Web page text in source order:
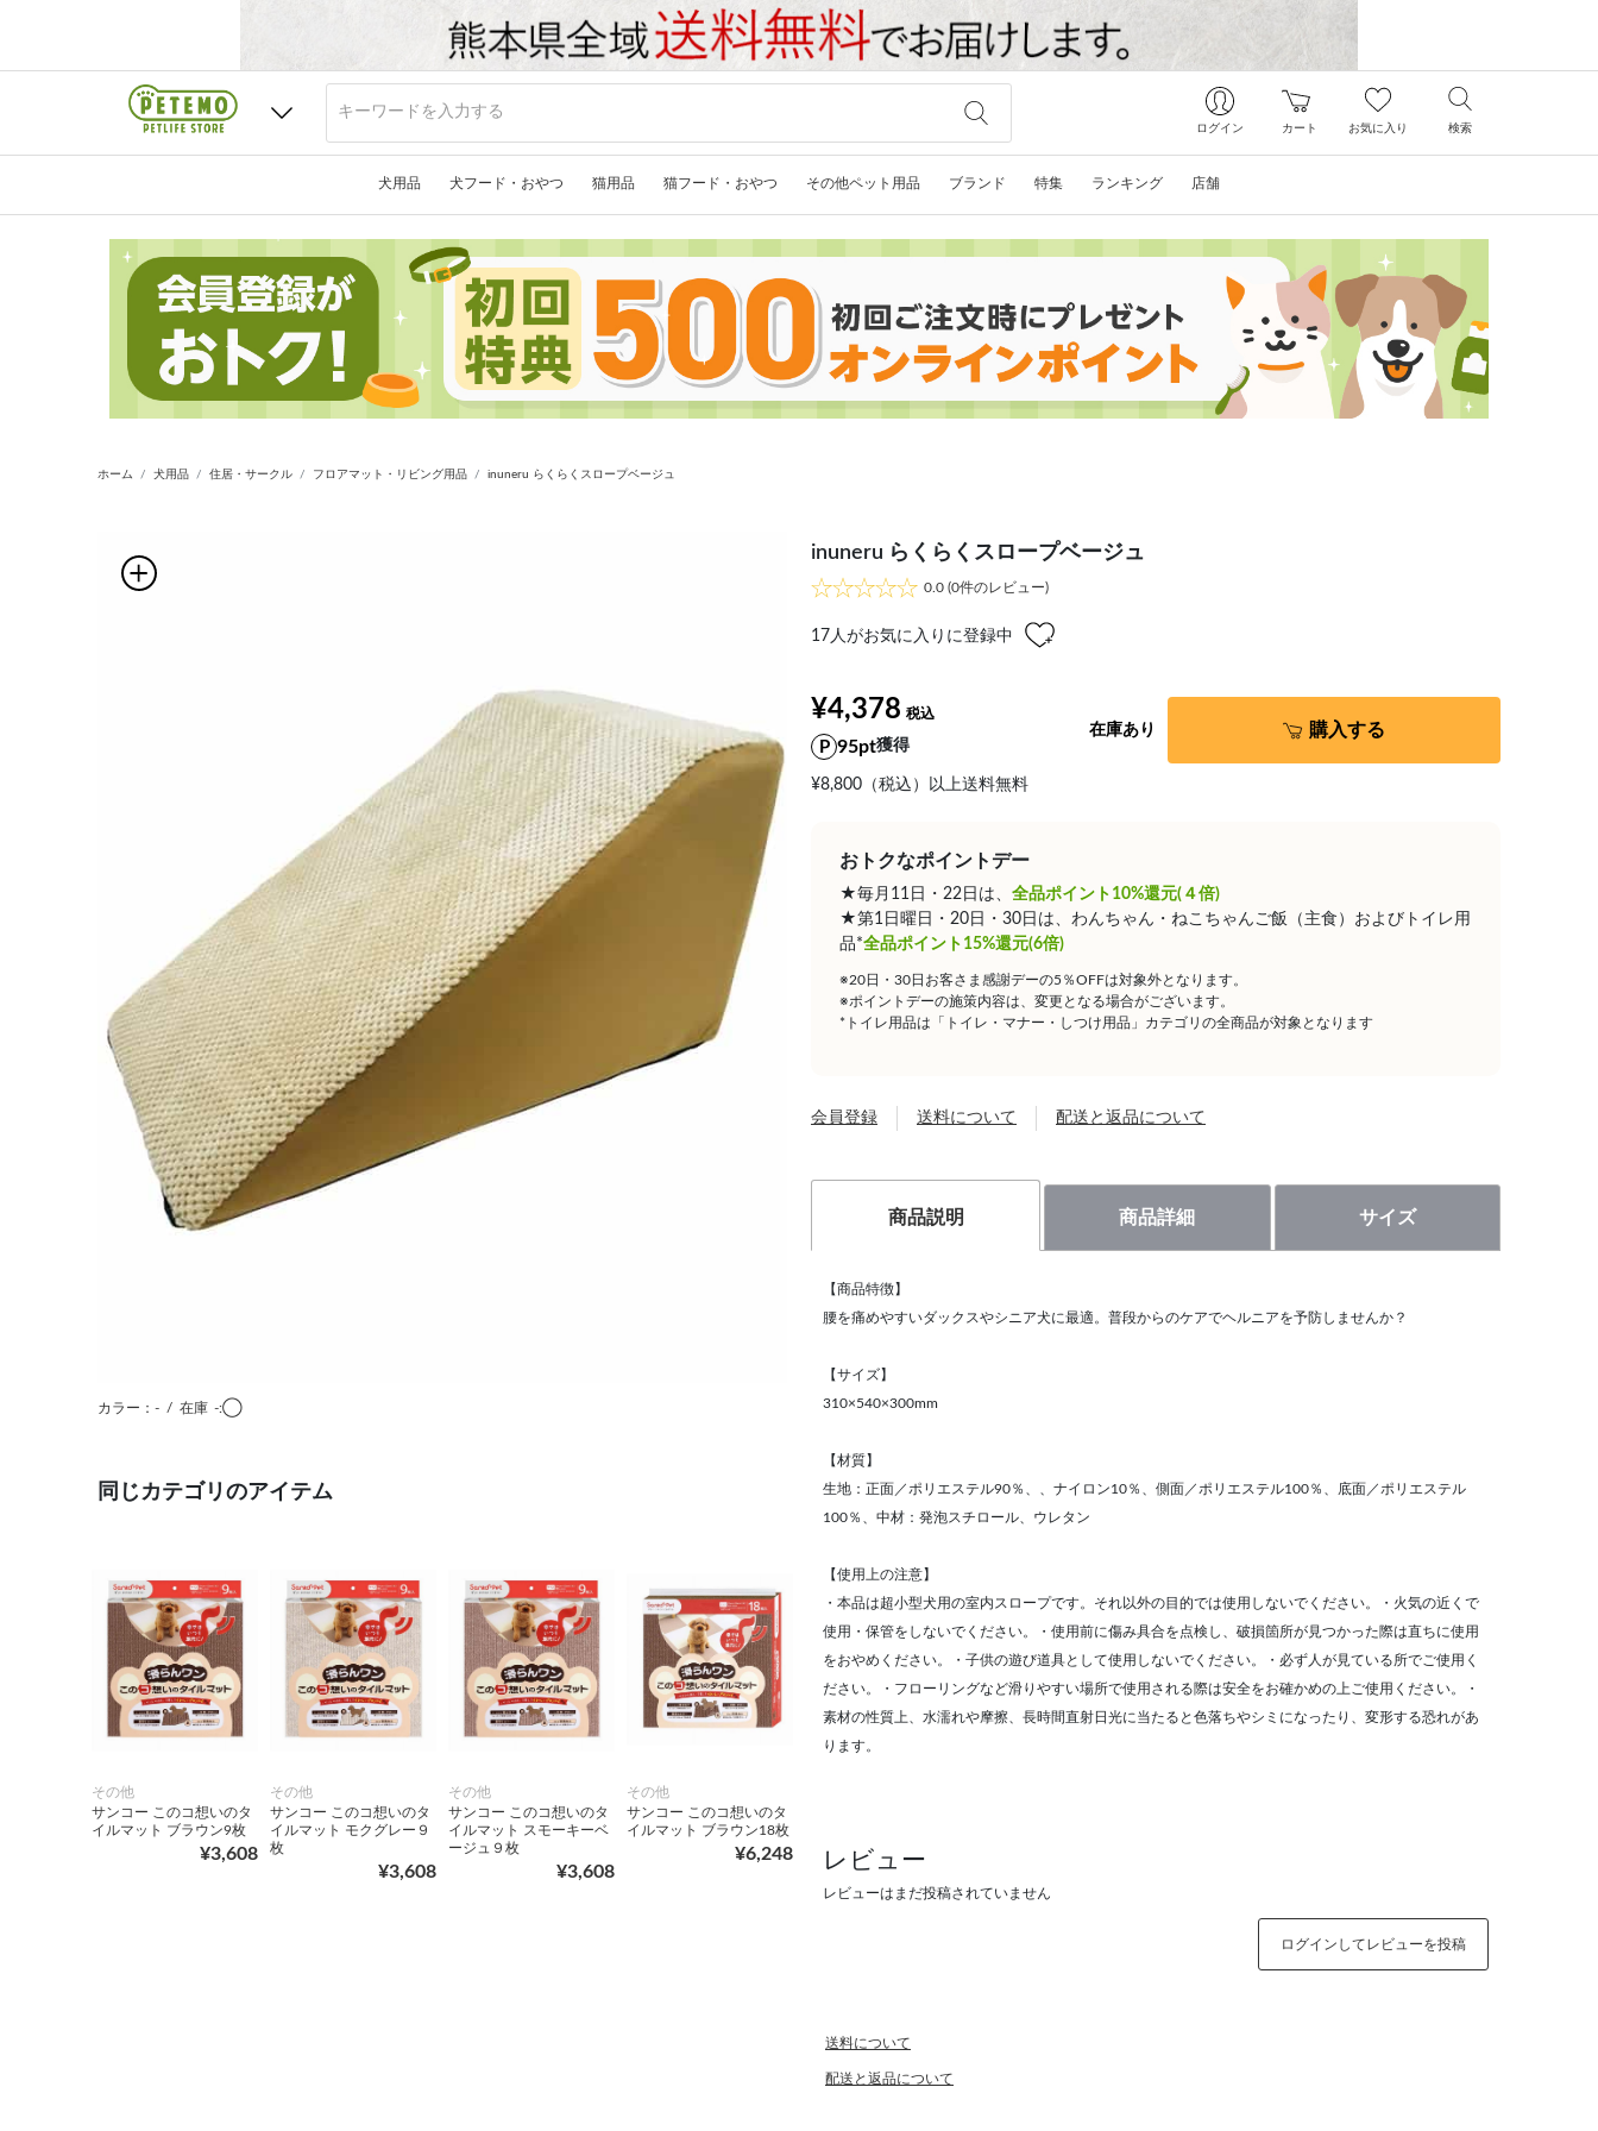
ログイン カート お気に入り 検索
犬用品 犬フード・おやつ 猫用品 猫フード・おやつ その他ペット用品 ブランド 特集 ランキング 店舗
ホーム 犬用品 住居・サークル フロアマット・リビング用品 inuneru らくらくスロープベージュ
カラー：- / 在庫 -:◯
同じカテゴリのアイテム
その他
サンコー このコ想いのタ
イルマット ブラウン9枚
¥3,608
その他
サンコー このコ想いのタ
イルマット モクグレー９
枚
¥3,608
その他
サンコー このコ想いのタ
イルマット スモーキーベ
ージュ９枚
¥3,608
その他
サンコー このコ想いのタ
イルマット ブラウン18枚
¥6,248
inuneru らくらくスロープベージュ
0.0 (0件のレビュー)
17人がお気に入りに登録中
¥4,378
95pt獲得
¥8,800（税込）以上送料無料
在庫あり 購入する
おトクなポイントデー
★毎月11日・22日は、 全品ポイント10%還元(４倍)
★第1日曜日・20日・30日は、わんちゃん・ねこちゃんご飯（主食）およびトイレ用
品*全品ポイント15%還元(6倍)
※20日・30日お客さま感謝デーの5％OFFは対象外となります。
※ポイントデーの施策内容は、変更となる場合がございます。
*トイレ用品は「トイレ・マナー・しつけ用品」カテゴリの全商品が対象となります
会員登録 送料について 配送と返品について
商品説明 商品詳細 サイズ
【商品特徴】
腰を痛めやすいダックスやシニア犬に最適。普段からのケアでヘルニアを予防しませんか？
【サイズ】
310×540×300mm
【材質】
生地：正面／ポリエステル90％、、ナイロン10％、側面／ポリエステル100％、底面／ポリエステル
100％、中材：発泡スチロール、ウレタン
【使用上の注意】
・本品は超小型犬用の室内スロープです。それ以外の目的では使用しないでください。・火気の近くで
使用・保管をしないでください。・使用前に傷み具合を点検し、破損箇所が見つかった際は直ちに使用
をおやめください。・子供の遊び道具として使用しないでください。・必ず人が見ている所でご使用く
ださい。・フローリングなど滑りやすい場所で使用される際は安全をお確かめの上ご使用ください。・
素材の性質上、水濡れや摩擦、長時間直射日光に当たると色落ちやシミになったり、変形する恐れがあ
ります。
レビュー
レビューはまだ投稿されていません
ログインしてレビューを投稿
送料について
配送と返品について